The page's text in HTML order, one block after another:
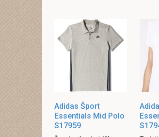
Adidas Šport
Essentials Mid Polo
S17959